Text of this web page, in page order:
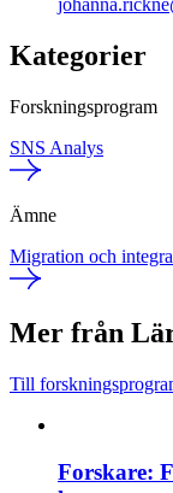
Kategorier
Forskningsprogram
SNS Analys
Ämne
Migration och
Mer från
Till
Forskare: